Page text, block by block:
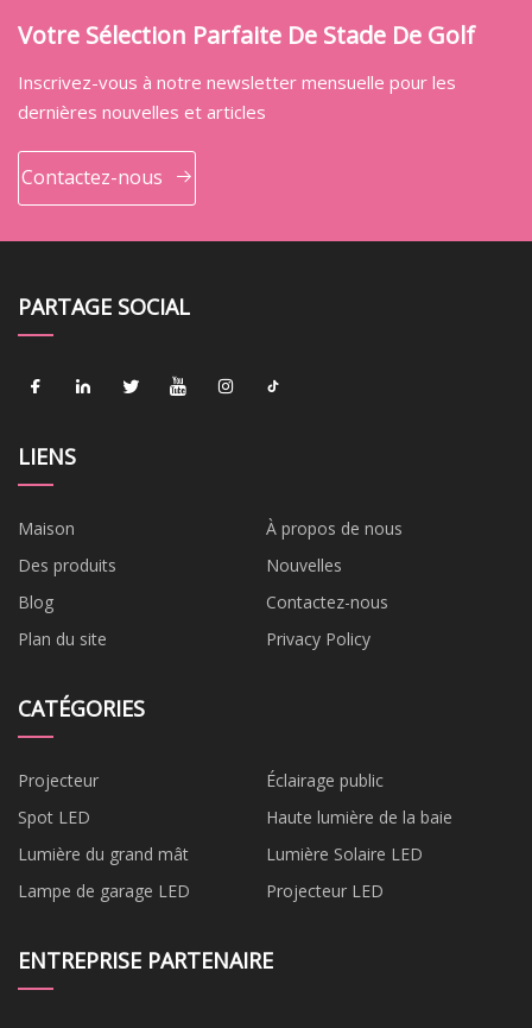
Votre Sélection Parfaite De Stade De Golf
Inscrivez-vous à notre newsletter mensuelle pour les
dernières nouvelles et articles
Contactez-nous
PARTAGE SOCIAL
LIENS
Maison
À propos de nous
Des produits
Nouvelles
Blog
Contactez-nous
Plan du site
Privacy Policy
CATÉGORIES
Projecteur
Éclairage public
Spot LED
Haute lumière de la baie
Lumière du grand mât
Lumière Solaire LED
Lampe de garage LED
Projecteur LED
ENTREPRISE PARTENAIRE